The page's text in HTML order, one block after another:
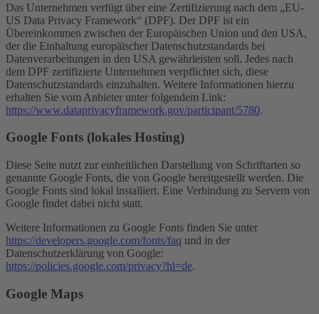
Das Unternehmen verfügt über eine Zertifizierung nach dem „EU-
US Data Privacy Framework“ (DPF). Der DPF ist ein
Übereinkommen zwischen der Europäischen Union und den USA,
der die Einhaltung europäischer Datenschutzstandards bei
Datenverarbeitungen in den USA gewährleisten soll. Jedes nach
dem DPF zertifizierte Unternehmen verpflichtet sich, diese
Datenschutzstandards einzuhalten. Weitere Informationen hierzu
erhalten Sie vom Anbieter unter folgendem Link:
https://www.dataprivacyframework.gov/participant/5780.
Google Fonts (lokales Hosting)
Diese Seite nutzt zur einheitlichen Darstellung von Schriftarten so
genannte Google Fonts, die von Google bereitgestellt werden. Die
Google Fonts sind lokal installiert. Eine Verbindung zu Servern von
Google findet dabei nicht statt.
Weitere Informationen zu Google Fonts finden Sie unter
https://developers.google.com/fonts/faq und in der
Datenschutzerklärung von Google:
https://policies.google.com/privacy?hl=de.
Google Maps